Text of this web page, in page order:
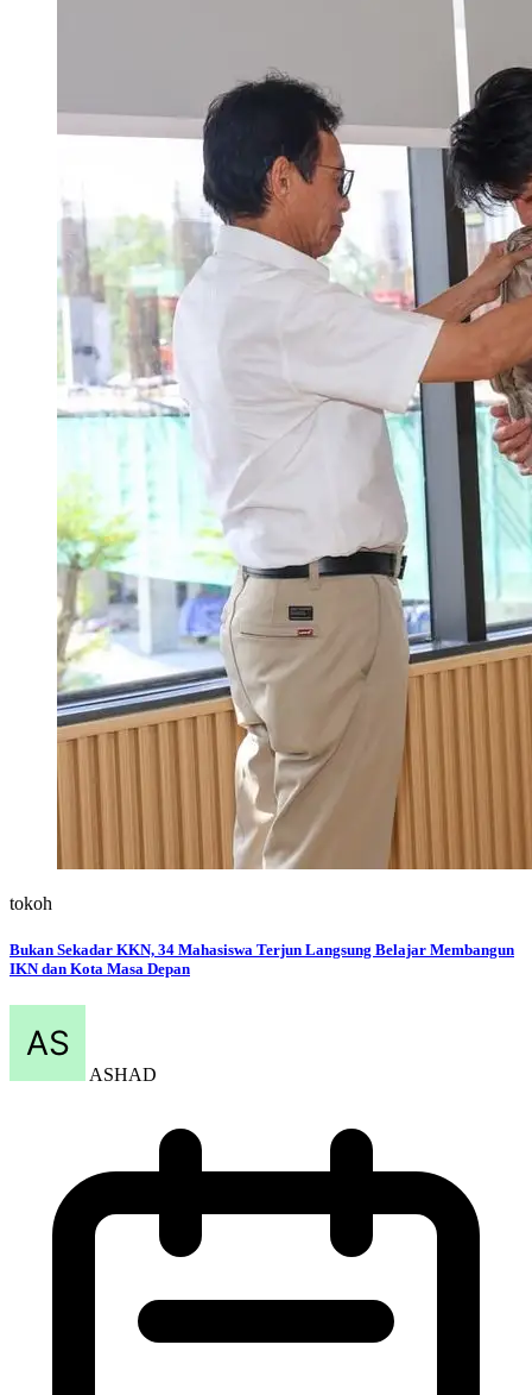
tokoh
Bukan Sekadar KKN, 34 Mahasiswa Terjun Langsung Belajar Membangun
IKN dan Kota Masa Depan
ASHAD